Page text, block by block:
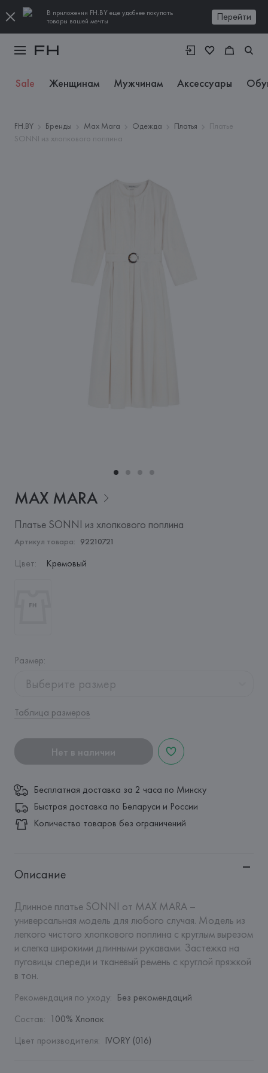
В приложении FH.BY еще удобнее покупать
товары вашей мечты
Перейти
Sale Женщинам Мужчинам Аксессуары
FH.BY Бренды Max Mara Одежда Платья
Платье
SONNI из хлопкового поплина
MAX MARA
Платье SONNI из хлопкового поплина
Артикул товара: 92210721
Цвет: Кремовый
Размер:
Выберите размер
Таблица размеров
Нет в наличии
Бесплатная доставка за 2 часа по Минску
Быстрая доставка по Беларуси и России
Количество товаров без ограничений
Описание
Длинное платье SONNI от MAX MARA –
универсальная модель для любого случая. Модель из
легкого чистого хлопкового поплина с круглым вырезом
и слегка широкими длинными рукавами. Застежка на
пуговицы спереди и тканевый ремень с круглой пряжкой
в тон.
Рекомендация по уходу: Без рекомендаций
Состав: 100% Хлопок
Цвет производителя: IVORY (016)